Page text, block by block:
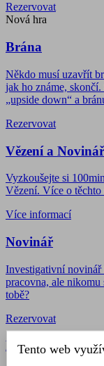
Rezervovat
Nová hra
Brána
Někdo musí uzavřít
jak ho známe, skončí.
„upside down“ a
Rezervovat
Vězení a
Vyzkoušejte si
Vězení. Více o těchto
Více informací
Novinář
Investigativní novinář
pracovna, ale nikomu
tobě?
Rezervovat
Pokoj
Tento web